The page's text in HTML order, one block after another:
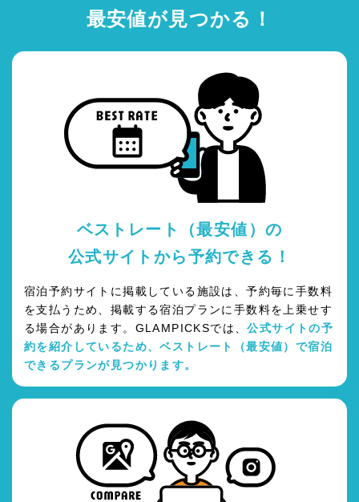
最安値が見つかる！
ベストレート（最安値）の
公式サイトから予約できる！
宿泊予約サイトに掲載している施設は、予約毎に手数料
を支払うため、掲載する宿泊プランに手数料を上乗せす
る場合があります。GLAMPICKSでは、公式サイトの予
約を紹介しているため、ベストレート（最安値）で宿泊
できるプランが見つかります。